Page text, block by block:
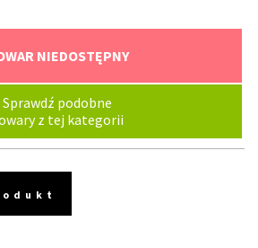
NIEDOSTĘPNY
Sprawdź podobne
z tej kategorii